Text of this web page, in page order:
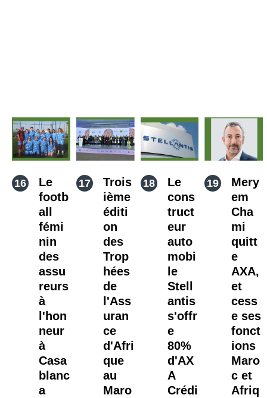
Le
footb
all
fémi
nin
des
assu
reurs
à
l'hon
neur
à
Casa
blanc
a
Trois
ième
éditi
on
des
Trop
hées
de
l'Ass
uran
ce
d'Afri
que
au
Maro
Le
cons
truct
eur
auto
mobi
le
Stell
antis
s'offr
e
80%
d'AX
A
Crédi
Mery
em
Cha
mi
quitt
e
AXA,
et
cess
e ses
fonct
ions
Maro
c et
Afriq